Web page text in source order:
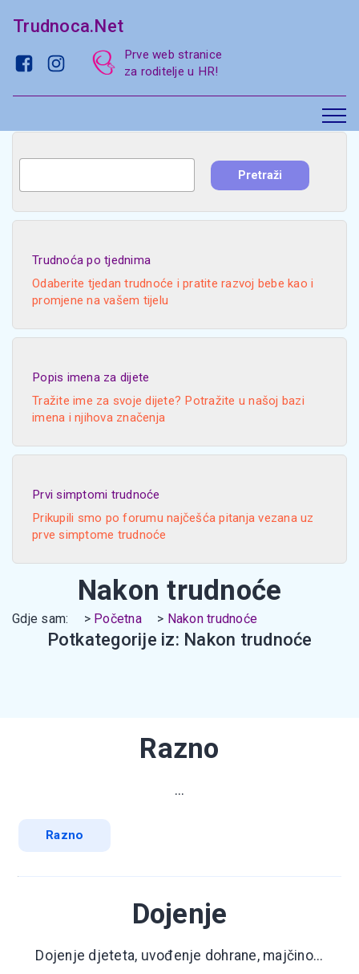
Trudnoca.Net
Prve web stranice
za roditelje u HR!
Trudnoća po tjednima
Odaberite tjedan trudnoće i pratite razvoj bebe kao i
promjene na vašem tijelu
Popis imena za dijete
Tražite ime za svoje dijete? Potražite u našoj bazi
imena i njihova značenja
Prvi simptomi trudnoće
Prikupili smo po forumu najčešća pitanja vezana uz
prve simptome trudnoće
Nakon trudnoće
Gdje sam: Početna Nakon trudnoće
Potkategorije iz: Nakon trudnoće
Razno
...
Razno
Dojenje
Dojenje djeteta, uvođenje dohrane, majčino...